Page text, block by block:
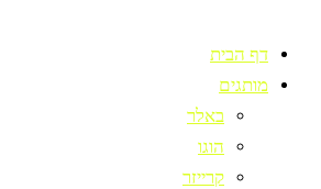
דף הבית
מותגים
באלר
הוגו
קרייזר